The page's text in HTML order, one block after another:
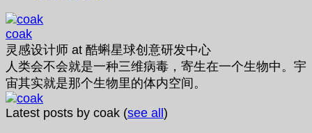
coak
灵感设计师 at 酷蝌星球创意研发中心
人类会不会就是一种三维病毒，寄生在一个生物中。宇
宙其实就是那个生物里的体内空间。
Latest posts by coak (see all)